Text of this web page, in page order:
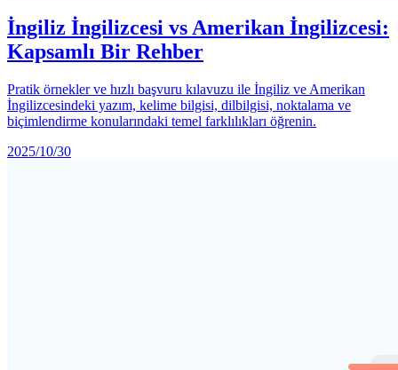
İngiliz İngilizcesi vs Amerikan İngilizcesi:
Kapsamlı Bir Rehber
Pratik örnekler ve hızlı başvuru kılavuzu ile İngiliz ve Amerikan
İngilizcesindeki yazım, kelime bilgisi, dilbilgisi, noktalama ve
biçimlendirme konularındaki temel farklılıkları öğrenin.
2025/10/30